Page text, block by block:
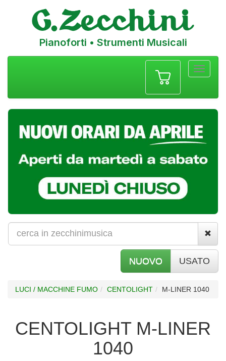
Pianoforti • Strumenti Musicali
NUOVO USATO
LUCI / MACCHINE FUMO CENTOLIGHT M-LINER 1040
CENTOLIGHT M-LINER
1040